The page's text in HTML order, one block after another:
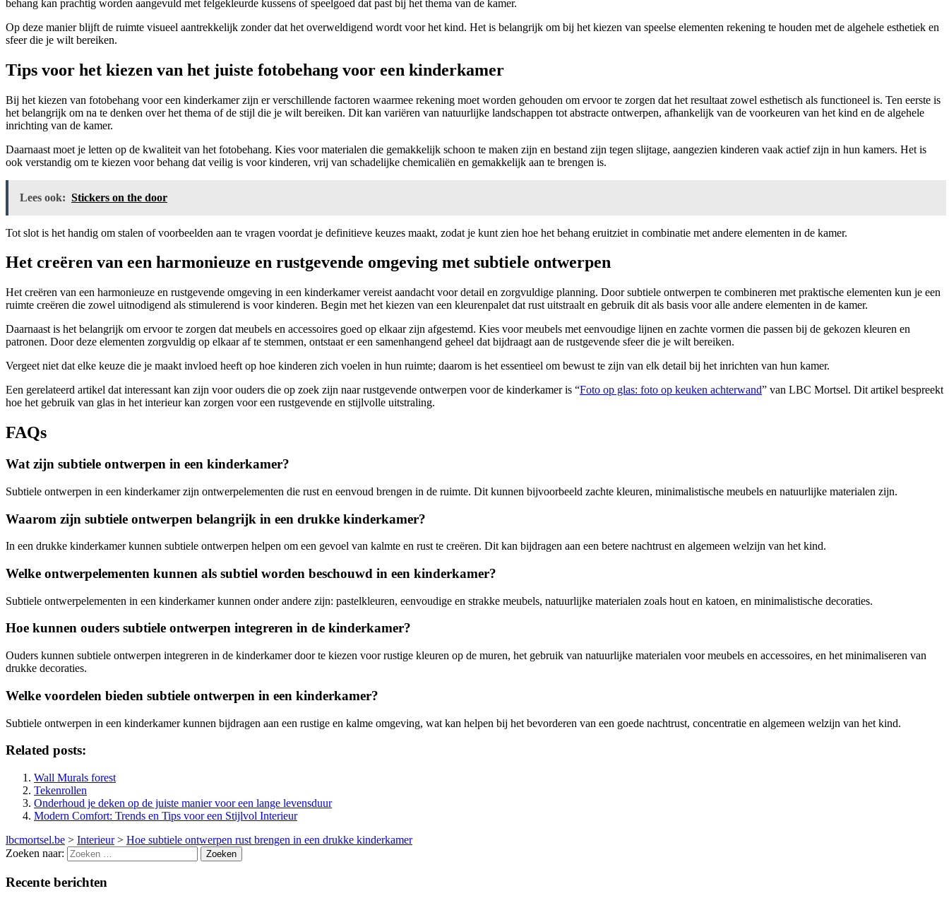
behang kan prachtig worden aangevuld met felgekleurde kussens of speelgoed dat past bij het thema van de kamer.
Op deze manier blijft de ruimte visueel aantrekkelijk zonder dat het overweldigend wordt voor het kind. Het is belangrijk om bij het kiezen van speelse elementen rekening te houden met de algehele esthetiek en
sfeer die je wilt bereiken.
Tips voor het kiezen van het juiste fotobehang voor een kinderkamer
Bij het kiezen van fotobehang voor een kinderkamer zijn er verschillende factoren waarmee rekening moet worden gehouden om ervoor te zorgen dat het resultaat zowel esthetisch als functioneel is. Ten eerste is
het belangrijk om na te denken over het thema of de stijl die je wilt bereiken. Dit kan variëren van natuurlijke landschappen tot abstracte ontwerpen, afhankelijk van de voorkeuren van het kind en de algehele
inrichting van de kamer.
Daarnaast moet je letten op de kwaliteit van het fotobehang. Kies voor materialen die gemakkelijk schoon te maken zijn en bestand zijn tegen slijtage, aangezien kinderen vaak actief zijn in hun kamers. Het is
ook verstandig om te kiezen voor behang dat veilig is voor kinderen, vrij van schadelijke chemicaliën en gemakkelijk aan te brengen is.
Lees ook: Stickers on the door
Tot slot is het handig om stalen of voorbeelden aan te vragen voordat je definitieve keuzes maakt, zodat je kunt zien hoe het behang eruitziet in combinatie met andere elementen in de kamer.
Het creëren van een harmonieuze en rustgevende omgeving met subtiele ontwerpen
Het creëren van een harmonieuze en rustgevende omgeving in een kinderkamer vereist aandacht voor detail en zorgvuldige planning. Door subtiele ontwerpen te combineren met praktische elementen kun je een
ruimte creëren die zowel uitnodigend als stimulerend is voor kinderen. Begin met het kiezen van een kleurenpalet dat rust uitstraalt en gebruik dit als basis voor alle andere elementen in de kamer.
Daarnaast is het belangrijk om ervoor te zorgen dat meubels en accessoires goed op elkaar zijn afgestemd. Kies voor meubels met eenvoudige lijnen en zachte vormen die passen bij de gekozen kleuren en
patronen. Door deze elementen zorgvuldig op elkaar af te stemmen, ontstaat er een samenhangend geheel dat bijdraagt aan de rustgevende sfeer die je wilt bereiken.
Vergeet niet dat elke keuze die je maakt invloed heeft op hoe kinderen zich voelen in hun ruimte; daarom is het essentieel om bewust te zijn van elk detail bij het inrichten van hun kamer.
Een gerelateerd artikel dat interessant kan zijn voor ouders die op zoek zijn naar rustgevende ontwerpen voor de kinderkamer is “Foto op glas: foto op keuken achterwand” van LBC Mortsel. Dit artikel bespreekt
hoe het gebruik van glas in het interieur kan zorgen voor een rustgevende en stijlvolle uitstraling.
FAQs
Wat zijn subtiele ontwerpen in een kinderkamer?
Subtiele ontwerpen in een kinderkamer zijn ontwerpelementen die rust en eenvoud brengen in de ruimte. Dit kunnen bijvoorbeeld zachte kleuren, minimalistische meubels en natuurlijke materialen zijn.
Waarom zijn subtiele ontwerpen belangrijk in een drukke kinderkamer?
In een drukke kinderkamer kunnen subtiele ontwerpen helpen om een gevoel van kalmte en rust te creëren. Dit kan bijdragen aan een betere nachtrust en algemeen welzijn van het kind.
Welke ontwerpelementen kunnen als subtiel worden beschouwd in een kinderkamer?
Subtiele ontwerpelementen in een kinderkamer kunnen onder andere zijn: pastelkleuren, eenvoudige en strakke meubels, natuurlijke materialen zoals hout en katoen, en minimalistische decoraties.
Hoe kunnen ouders subtiele ontwerpen integreren in de kinderkamer?
Ouders kunnen subtiele ontwerpen integreren in de kinderkamer door te kiezen voor rustige kleuren op de muren, het gebruik van natuurlijke materialen voor meubels en accessoires, en het minimaliseren van
drukke decoraties.
Welke voordelen bieden subtiele ontwerpen in een kinderkamer?
Subtiele ontwerpen in een kinderkamer kunnen bijdragen aan een rustige en kalme omgeving, wat kan helpen bij het bevorderen van een goede nachtrust, concentratie en algemeen welzijn van het kind.
Related posts:
Wall Murals forest
Tekenrollen
Onderhoud je deken op de juiste manier voor een lange levensduur
Modern Comfort: Trends en Tips voor een Stijlvol Interieur
lbcmortsel.be > Interieur> Hoe subtiele ontwerpen rust brengen in een drukke kinderkamer
Zoeken naar:
Recente berichten